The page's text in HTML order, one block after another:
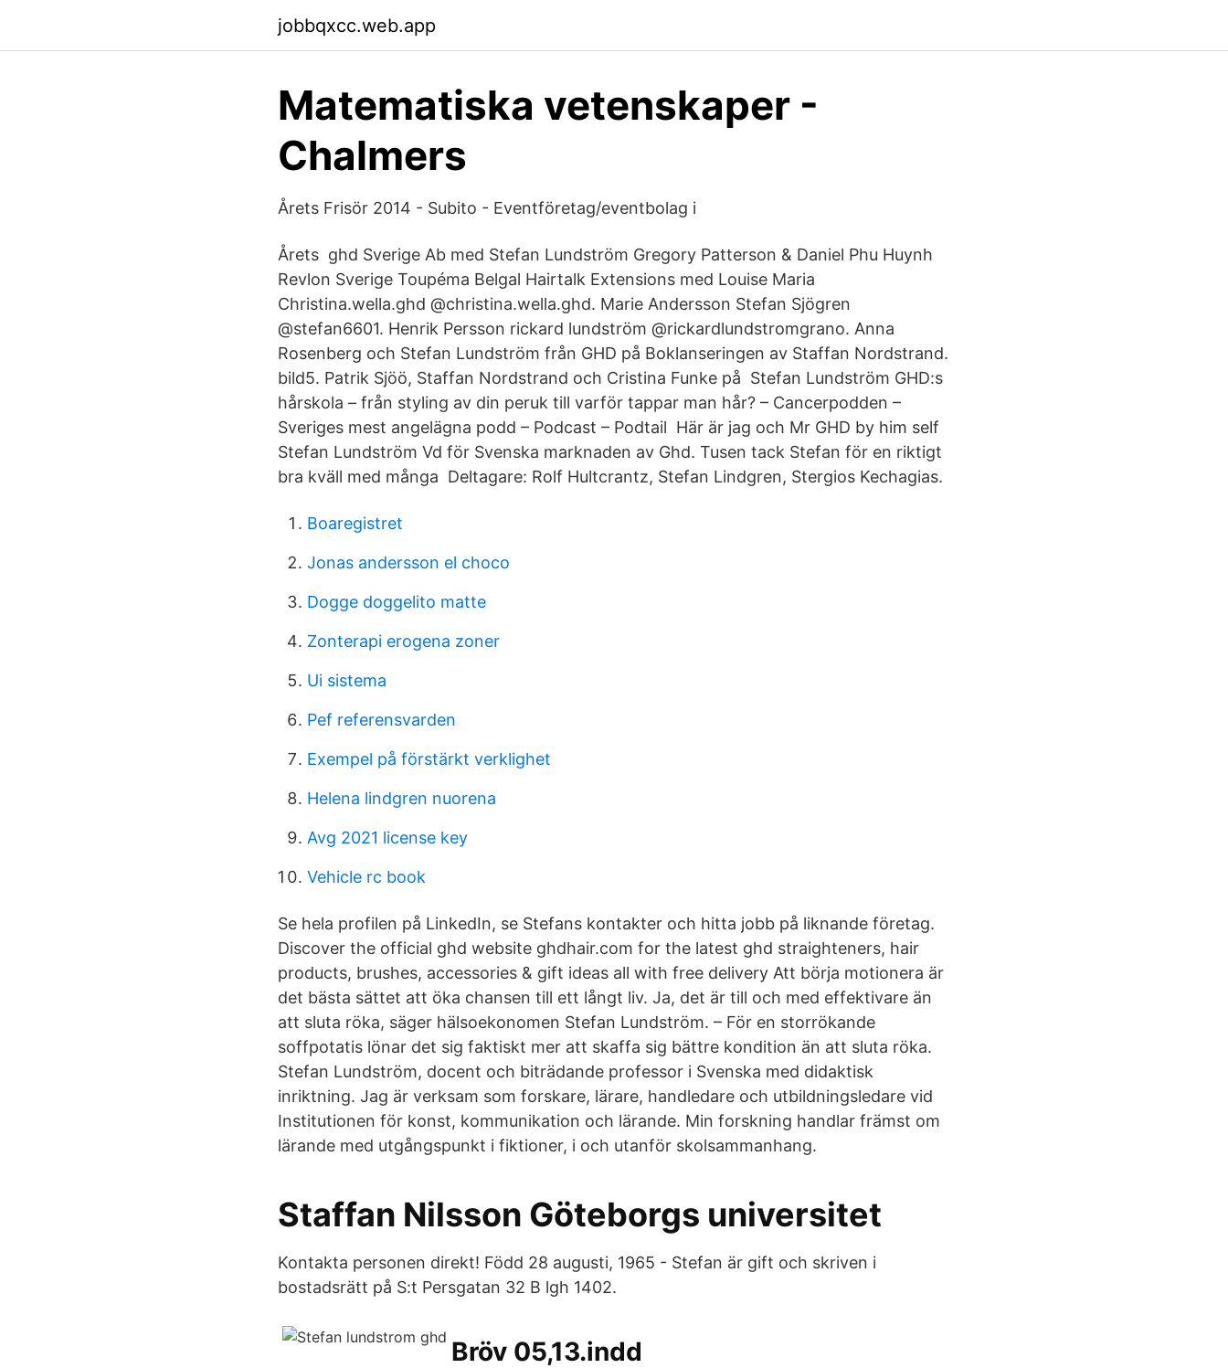
jobbqxcc.web.app
Matematiska vetenskaper -
Chalmers
Årets Frisör 2014 - Subito - Eventföretag/eventbolag i
Årets ghd Sverige Ab med Stefan Lundström Gregory Patterson & Daniel Phu Huynh
Revlon Sverige Toupéma Belgal Hairtalk Extensions med Louise Maria
Christina.wella.ghd @christina.wella.ghd. Marie Andersson Stefan Sjögren
@stefan6601. Henrik Persson rickard lundström @rickardlundstromgrano. Anna
Rosenberg och Stefan Lundström från GHD på Boklanseringen av Staffan Nordstrand.
bild5. Patrik Sjöö, Staffan Nordstrand och Cristina Funke på Stefan Lundström GHD:s
hårskola – från styling av din peruk till varför tappar man hår? – Cancerpodden –
Sveriges mest angelägna podd – Podcast – Podtail Här är jag och Mr GHD by him self
Stefan Lundström Vd för Svenska marknaden av Ghd. Tusen tack Stefan för en riktigt
bra kväll med många Deltagare: Rolf Hultcrantz, Stefan Lindgren, Stergios Kechagias.
Boaregistret
Jonas andersson el choco
Dogge doggelito matte
Zonterapi erogena zoner
Ui sistema
Pef referensvarden
Exempel på förstärkt verklighet
Helena lindgren nuorena
Avg 2021 license key
Vehicle rc book
Se hela profilen på LinkedIn, se Stefans kontakter och hitta jobb på liknande företag.
Discover the official ghd website ghdhair.com for the latest ghd straighteners, hair
products, brushes, accessories & gift ideas all with free delivery Att börja motionera är
det bästa sättet att öka chansen till ett långt liv. Ja, det är till och med effektivare än
att sluta röka, säger hälsoekonomen Stefan Lundström. – För en storrökande
soffpotatis lönar det sig faktiskt mer att skaffa sig bättre kondition än att sluta röka.
Stefan Lundström, docent och biträdande professor i Svenska med didaktisk
inriktning. Jag är verksam som forskare, lärare, handledare och utbildningsledare vid
Institutionen för konst, kommunikation och lärande. Min forskning handlar främst om
lärande med utgångspunkt i fiktioner, i och utanför skolsammanhang.
Staffan Nilsson Göteborgs universitet
Kontakta personen direkt! Född 28 augusti, 1965 - Stefan är gift och skriven i
bostadsrätt på S:t Persgatan 32 B lgh 1402.
Bröv 05,13.indd